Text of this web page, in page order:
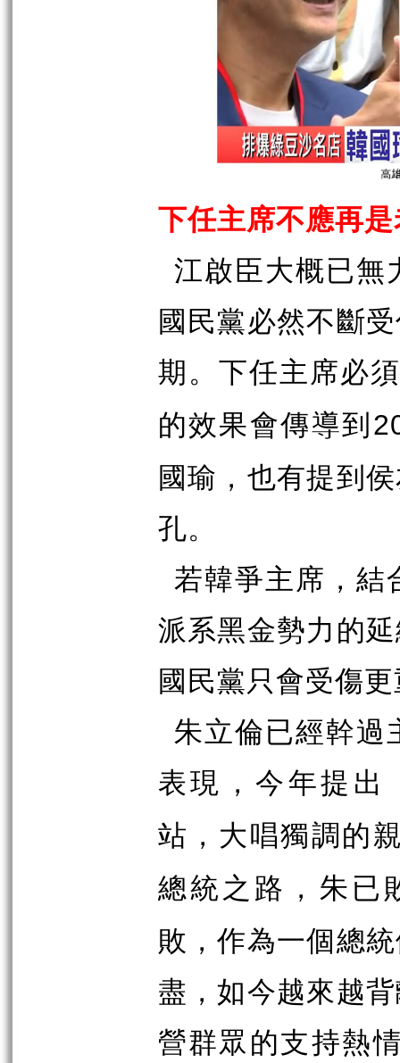
下任主席不應再
江啟臣大概已無
國民黨必然不斷
期。下任主席必
的效果會傳導到
國瑜，也有提到
孔。
若韓爭主席，結
派系黑金勢力的
國民黨只會受傷
朱立倫已經幹過
表現，今年提出
站，大唱獨調的
總統之路，朱已
敗，作為一個總
盡，如今越來越
營群眾的支持熱